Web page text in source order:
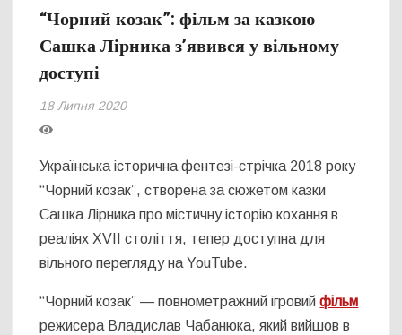
“Чорний козак”: фільм за казкою
Сашка Лірника з’явився у вільному
доступі
18 Липня 2020
Українська історична фентезі-стрічка 2018 року
“Чорний козак”, створена за сюжетом казки
Сашка Лірника про містичну історію кохання в
реаліях XVII століття, тепер доступна для
вільного перегляду на YouTube.
“Чорний козак” — повнометражний ігровийфільм
режисера Владислав Чабанюка, який вийшов в